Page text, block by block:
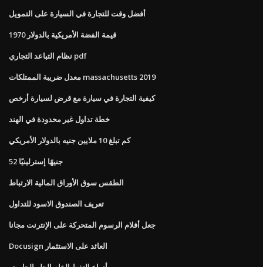
أفضل وقت للتجارة في السيارة على التمويل
قيمة الفضة الأمريكية بالدولار 1970
نظام التباعد التجاري pdf
معدل ضريبة الممتلكات massachusetts 2019
كيفية التجارة في سيارة مع قرض لسيارة أرخص
خطة تداول غير محدودة في الهند
كم تبلغ 10 ملايين جنيه بالدولار الأمريكي
52 جنيهًا إسترلينيًا
الطقس سوق الأوراق المالية الارتباط
تعريف الصندوق الاسود للتداول
جعل أفلام الرسوم المتحركة على الإنترنت مجانا
Docusign العائد على الاستثمار